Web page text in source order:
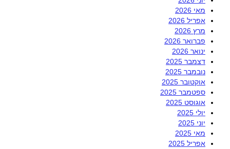
מאי 2026
אפריל 2026
מרץ 2026
פברואר 2026
ינואר 2026
דצמבר 2025
נובמבר 2025
אוקטובר 2025
ספטמבר 2025
אוגוסט 2025
יולי 2025
יוני 2025
מאי 2025
אפריל 2025